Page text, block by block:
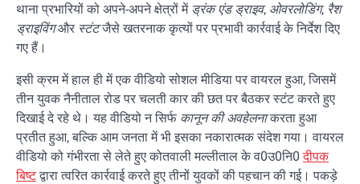
थाना प्रभारियों को अपने-अपने क्षेत्रों में ड्रंक एंड ड्राइव, ओवरलोडिंग, रैश
ड्राइविंगऔर स्टंटजैसे खतरनाक कृत्यों पर प्रभावी कार्रवाई के निर्देश दिए
गए हैं।
इसी क्रम में हाल ही में एक वीडियो सोशल मीडिया पर वायरल हुआ, जिसमें
तीन युवक नैनीताल रोड पर चलती कार की छत पर बैठकर स्टंट करते हुए
दिखाई दे रहे थे। यह वीडियो न सिर्फ कानून की अवहेलनाकरता हुआ
प्रतीत हुआ, बल्कि आम जनता में भी इसका नकारात्मक संदेश गया। वायरल
वीडियो को गंभीरता से लेते हुए कोतवाली मल्लीताल के व0उ0नि0दीपक
बिष्टद्वारा त्वरित कार्रवाई करते हुए तीनों युवकों की पहचान की गई। पकड़े